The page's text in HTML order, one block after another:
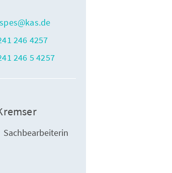
246 4257
246 5 4257
Sachbearbeiterin